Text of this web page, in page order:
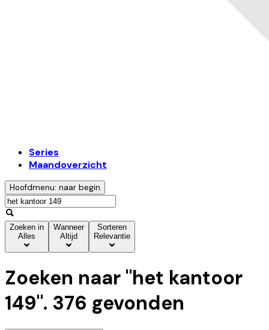
Series
Maandoverzicht
Hoofdmenu: naar begin
Zoeken in
Alles
Wanneer
Altijd
Sorteren
Relevantie
Zoeken naar "het kantoor
149". 376 gevonden